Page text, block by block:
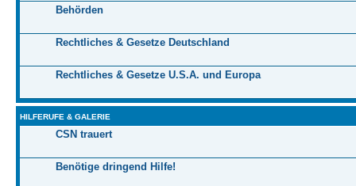
Behörden
Rechtliches & Gesetze Deutschland
Rechtliches & Gesetze U.S.A. und Europa
HILFERUFE & GALERIE
CSN trauert
Benötige dringend Hilfe!